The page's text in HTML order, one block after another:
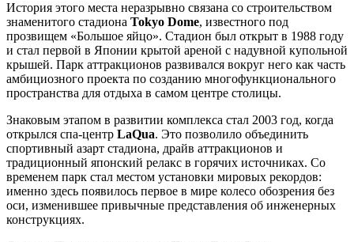
История этого места неразрывно связана со строительством
знаменитого стадиона Tokyo Dome, известного под
прозвищем «Большое яйцо». Стадион был открыт в 1988 году
и стал первой в Японии крытой ареной с надувной купольной
крышей. Парк аттракционов развивался вокруг него как часть
амбициозного проекта по созданию многофункционального
пространства для отдыха в самом центре столицы.
Знаковым этапом в развитии комплекса стал 2003 год, когда
открылся спа-центр LaQua. Это позволило объединить
спортивный азарт стадиона, драйв аттракционов и
традиционный японский релакс в горячих источниках. Со
временем парк стал местом установки мировых рекордов:
именно здесь появилось первое в мире колесо обозрения без
оси, изменившее привычные представления об инженерных
конструкциях.